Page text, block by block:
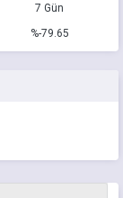
7 Gün
%-79.65